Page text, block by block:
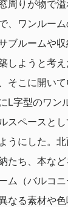
周りが物で溢
、ワンルー
ブルームや
ようと考え
そこに開いて
L字型のワン
スペースと
うにした。
たち、本な
ム（バルコニ
なる素材や